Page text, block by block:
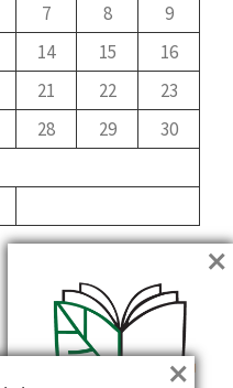
7 8
9
14 15
16
21 22
23
28 29
30
×
×